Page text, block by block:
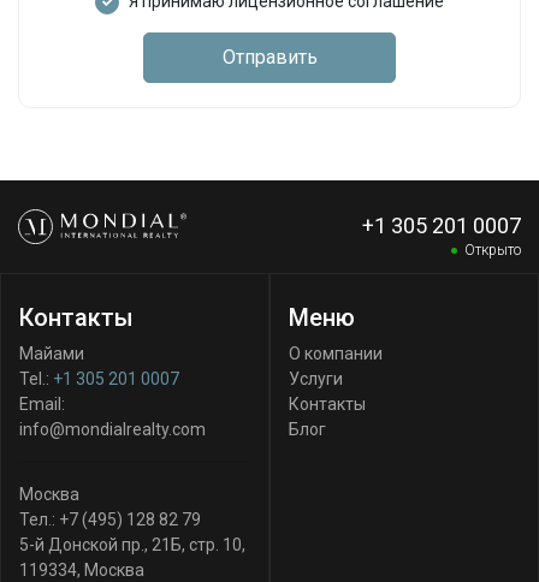
Отправить
+1 305 201 0007
Открыто
Контакты
Майами
Tel.: +1 305 201 0007
Email:
info@mondialrealty.com
Москва
Тел.: +7 (495) 128 82 79
5-й Донской пр., 21Б, стр. 10,
119334, Москва
Меню
О компании
Услуги
Контакты
Блог